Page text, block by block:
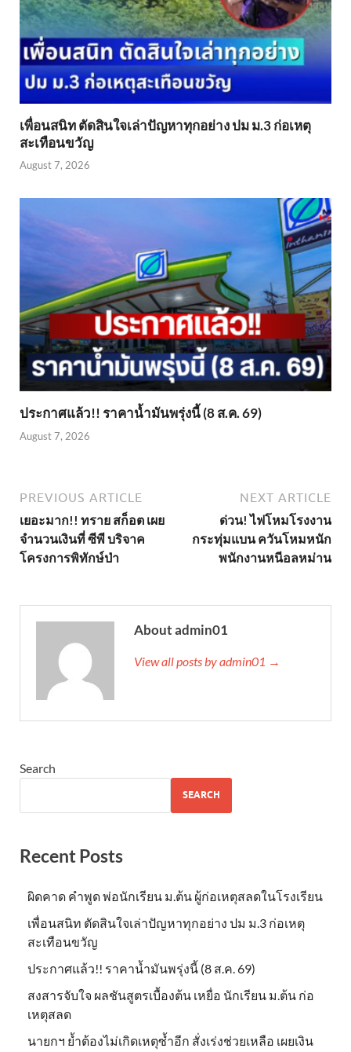
เพื่อนสนิท ตัดสินใจเล่าปัญหาทุกอย่าง ปม ม.3 ก่อเหตุ
สะเทือนขวัญ
August 7, 2026
ประกาศแล้ว!! ราคาน้ำมันพรุ่งนี้ (8 ส.ค. 69)
August 7, 2026
PREVIOUS ARTICLE
เยอะมาก!! ทราย สก็อต เผย
จำนวนเงินที่ ซีพี บริจาค
โครงการพิทักษ์ป่า
NEXT ARTICLE
ด่วน! ไฟโหมโรงงาน
กระทุ่มแบน ควันโหมหนัก
พนักงานหนีอลหม่าน
About admin01
View all posts by admin01 →
Search
SEARCH
Recent Posts
ผิดคาด คำพูด พ่อนักเรียน ม.ต้น ผู้ก่อเหตุสลดในโรงเรียน
เพื่อนสนิท ตัดสินใจเล่าปัญหาทุกอย่าง ปม ม.3 ก่อเหตุ
สะเทือนขวัญ
ประกาศแล้ว!! ราคาน้ำมันพรุ่งนี้ (8 ส.ค. 69)
สงสารจับใจ ผลชันสูตรเบื้องต้น เหยื่อ นักเรียน ม.ต้น ก่อ
เหตุสลด
นายกฯ ย้ำต้องไม่เกิดเหตุซ้ำอีก สั่งเร่งช่วยเหลือ เผยเงิน